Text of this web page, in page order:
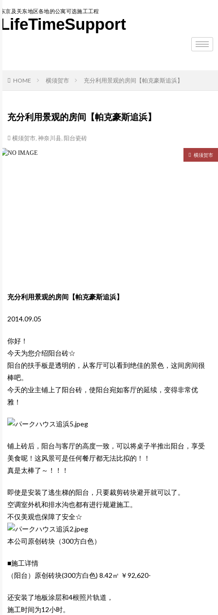
东京及关东地区各地的公寓可选施工工程
LifeTimeSupport
HOME 横须贺市 充分利用景观的房间【帕克豪斯追浜】
充分利用景观的房间【帕克豪斯追浜】
横须贺市, 神奈川县, 阳台瓷砖
横须贺市
充分利用景观的房间【帕克豪斯追浜】
2014.09.05
你好！
今天为您介绍阳台砖☆
阳台的扶手板是透明的，从客厅可以看到绝佳的景色，这间房间很
棒吧。
今天的业主铺上了阳台砖，使阳台宛如客厅的延续，变得非常优
雅！
铺上砖后，阳台与客厅的高度一致，可以将桌子半推出阳台，享受
美食呢！这风景可是任何餐厅都无法比拟的！！
真是太棒了～！！！
即使是安装了逃生梯的阳台，只要裁剪砖块避开就可以了。
空调室外机和排水沟也都有进行规避施工。
不仅美观也保障了安全☆
本公司原创砖块（300方白色）
■施工详情
（阳台）原创砖块(300方白色) 8.42㎡ ￥92,620-
还安装了地板涂层和4根照片轨道，
施工时间为12小时。